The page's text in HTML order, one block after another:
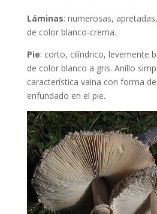
Láminas: numerosas,
de color blanco-crema.
Pie: corto, cilíndrico, levemente
de color blanco a gris. Anillo
característica vaina con forma
enfundado en el pie.